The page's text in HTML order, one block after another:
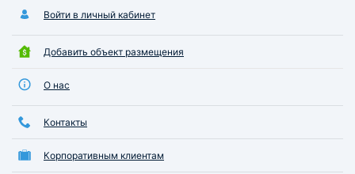
Войти в личный кабинет
Добавить объект размещения
О нас
Контакты
Корпоративным клиентам